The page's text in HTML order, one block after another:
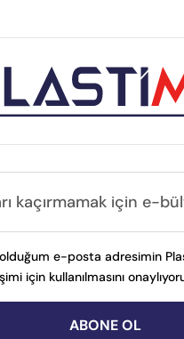
ABONE OL
olduğum e-posta adresimin
için kullanılmasını